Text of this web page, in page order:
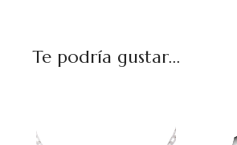
Te podría gustar...